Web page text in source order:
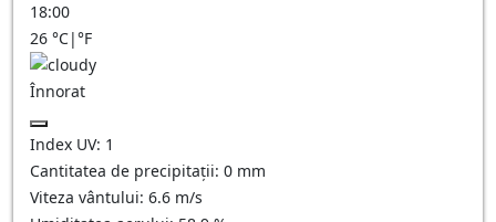
18:00
26 °C|°F
Înnorat
Index UV: 1
Cantitatea de precipitații: 0 mm
Viteza vântului: 6.6 m/s